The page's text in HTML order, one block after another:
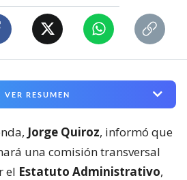
VER RESUMEN
Jorge Quiroz, informó que
una comisión transversal
el Estatuto Administrativo,